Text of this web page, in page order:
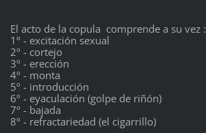
El acto de la copula comprende a su vez :
1º - excitación sexual
2º - cortejo
3º - erección
4º - monta
5º - introducción
6º - eyaculación (golpe de riñón)
7º - bajada
8º - refractariedad (el cigarrillo)